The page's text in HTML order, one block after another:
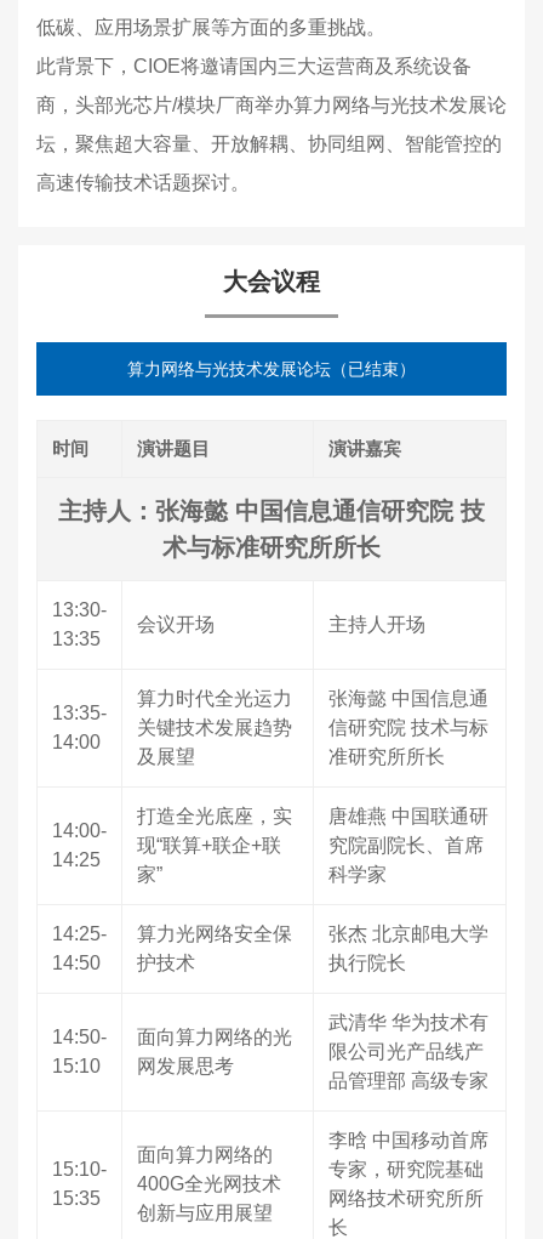
低碳、应用场景扩展等方面的多重挑战。
此背景下，CIOE将邀请国内三大运营商及系统设备
商，头部光芯片/模块厂商举办算力网络与光技术发展论
坛，聚焦超大容量、开放解耦、协同组网、智能管控的
高速传输技术话题探讨。
大会议程
算力网络与光技术发展论坛（已结束）
时间 演讲题目 演讲嘉宾
主持人：张海懿 中国信息通信研究院 技
术与标准研究所所长
13:30-
13:35
会议开场 主持人开场
13:35-
14:00
算力时代全光运力
关键技术发展趋势
及展望
张海懿 中国信息通
信研究院 技术与标
准研究所所长
14:00-
14:25
打造全光底座，实
现“联算+联企+联
家”
唐雄燕 中国联通研
究院副院长、首席
科学家
14:25-
14:50
算力光网络安全保
护技术
张杰 北京邮电大学
执行院长
14:50-
15:10
面向算力网络的光
网发展思考
武清华 华为技术有
限公司光产品线产
品管理部 高级专家
15:10-
15:35
面向算力网络的
400G全光网技术
创新与应用展望
李晗 中国移动首席
专家，研究院基础
网络技术研究所所
长